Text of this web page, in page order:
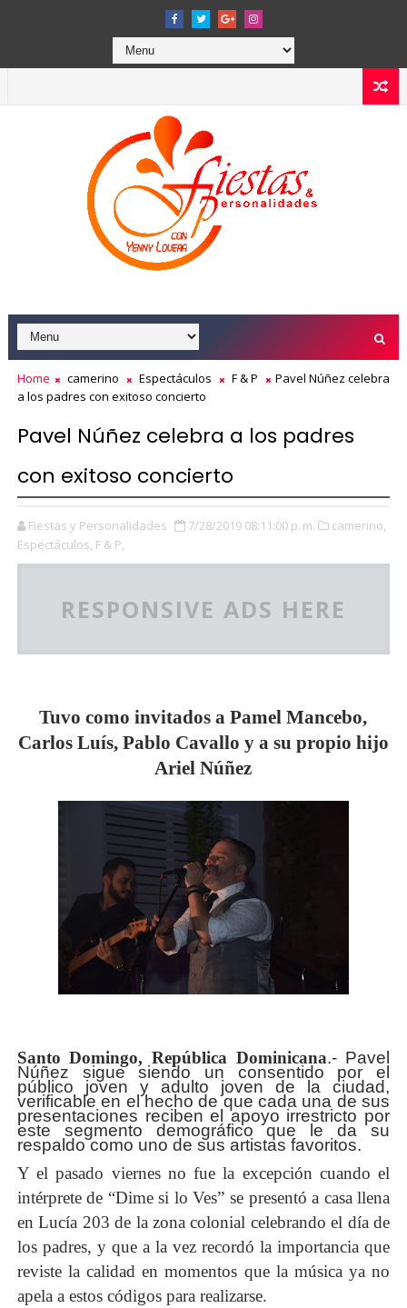
Home camerino Espectáculos F & P
Pavel Núñez celebra
a los padres con exitoso concierto
Pavel Núñez celebra a los padres
con exitoso concierto
Fiestas y Personalidades 7/28/2019 08:11:00 p. m.
camerino,
Espectáculos, F & P,
RESPONSIVE ADS HERE
Tuvo como invitados a Pamel Mancebo,
Carlos Luís, Pablo Cavallo y a su propio hijo
Ariel Núñez
Santo Domingo, República Dominicana.- Pavel
Núñez sigue siendo un consentido por el
público joven y adulto joven de la ciudad,
verificable en el hecho de que cada una de sus
presentaciones reciben el apoyo irrestricto por
este segmento demográfico que le da su
respaldo como uno de sus artistas favoritos.
Y el pasado viernes no fue la excepción cuando el
intérprete de “Dime si lo Ves” se presentó a casa llena
en Lucía 203 de la zona colonial celebrando el día de
los padres, y que a la vez recordó la importancia que
reviste la calidad en momentos que la música ya no
apela a estos códigos para realizarse.